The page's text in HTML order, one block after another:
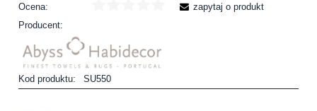
Ocena:
Producent:
Kod produktu: SU550
zapytaj o produkt